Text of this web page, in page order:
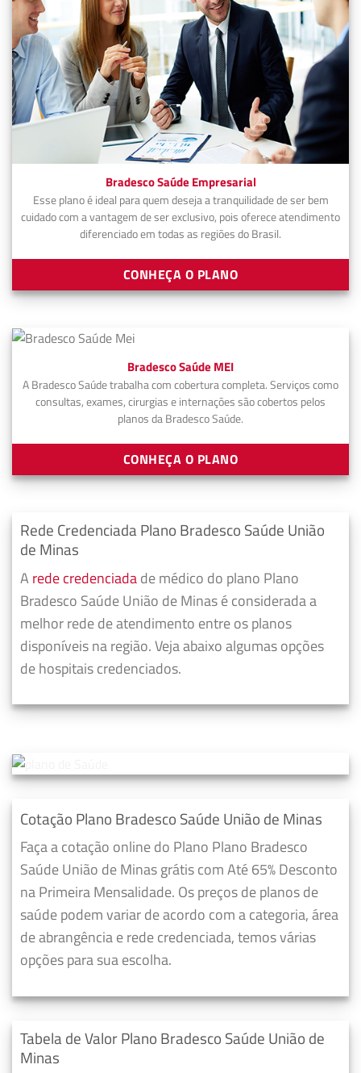
Bradesco Saúde Empresarial
Esse plano é ideal para quem deseja a tranquilidade de ser bem
cuidado com a vantagem de ser exclusivo, pois oferece atendimento
diferenciado em todas as regiões do Brasil.
CONHEÇA O PLANO
Bradesco Saúde MEI
A Bradesco Saúde trabalha com cobertura completa. Serviços como
consultas, exames, cirurgias e internações são cobertos pelos
planos da Bradesco Saúde.
CONHEÇA O PLANO
Rede Credenciada Plano Bradesco Saúde União
de Minas
A rede credenciadade médico do plano Plano
Bradesco Saúde União de Minas é considerada a
melhor rede de atendimento entre os planos
disponíveis na região. Veja abaixo algumas opções
de hospitais credenciados.
Cotação Plano Bradesco Saúde União de Minas
Faça a cotação online do Plano Plano Bradesco
Saúde União de Minas grátis com Até 65% Desconto
na Primeira Mensalidade. Os preços de planos de
saúde podem variar de acordo com a categoria, área
de abrangência e rede credenciada, temos várias
opções para sua escolha.
Tabela de Valor Plano Bradesco Saúde União de
Minas